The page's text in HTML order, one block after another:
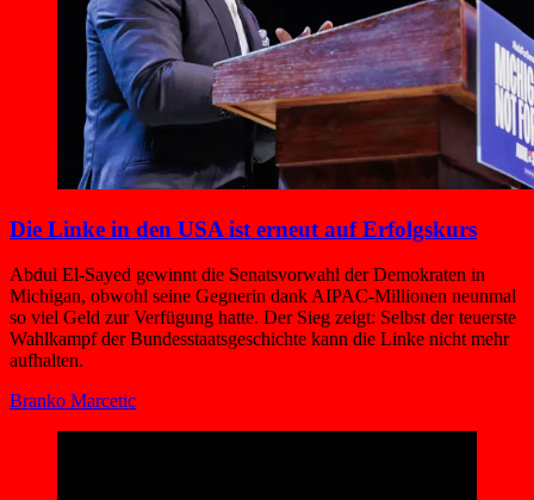
Die Linke in den USA ist erneut auf Erfolgskurs
Abdul El-Sayed gewinnt die Senatsvorwahl der Demokraten in
Michigan, obwohl seine Gegnerin dank AIPAC-Millionen neunmal
so viel Geld zur Verfügung hatte. Der Sieg zeigt: Selbst der teuerste
Wahlkampf der Bundesstaatsgeschichte kann die Linke nicht mehr
aufhalten.
Branko Marcetic